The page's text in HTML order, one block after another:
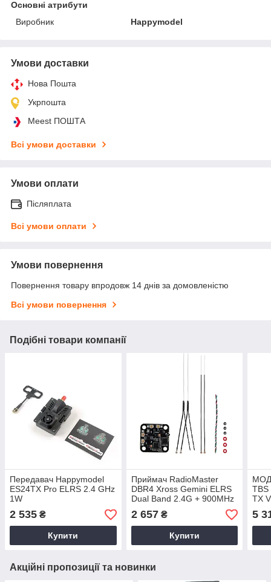
Основні атрибути
Виробник
Happymodel
Умови доставки
Нова Пошта
Укрпошта
Meest ПОШТА
Всі умови доставки
Умови оплати
Післяплата
Всі умови оплати
Умови повернення
Повернення товару впродовж 14 днів за домовленістю
Всі умови повернення
Подібні товари компанії
Передавач Happymodel
ES24TX Pro ELRS 2.4 GHz
1W
2 535 ₴
Купити
Приймач RadioMaster
DBR4 Xross Gemini ELRS
Dual Band 2.4G + 900MHz
RX Для FPV-Дронів
2 657₴
Купити
TBS
TX
5
Акційні пропозиції та новинки